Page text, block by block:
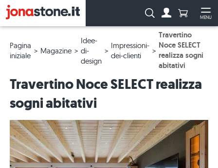
MENU
Ricerca: Numero di
Pagina
iniziale
Magazine
Idee-
di-
design
Impressioni-
dei-clienti
Travertino
Noce SELECT
realizza sogni
abitativi
Travertino Noce SELECT realizza
sogni abitativi